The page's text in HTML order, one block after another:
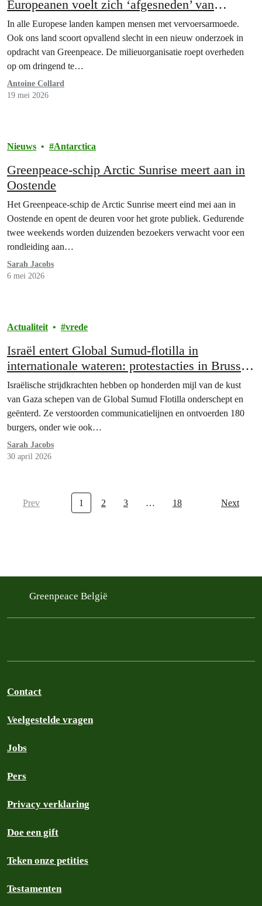
Europeanen voelt zich ‘afgesneden’ van
openbaar vervoer
In alle Europese landen kampen mensen met vervoersarmoede.
Ook ons land scoort opvallend slecht in een nieuw onderzoek in
opdracht van Greenpeace. De milieuorganisatie roept overheden
op om dringend te…
Antoine Collard
19 mei 2026
Nieuws Antarctica
Greenpeace-schip Arctic Sunrise meert aan in
Oostende
Het Greenpeace-schip de Arctic Sunrise meert eind mei aan in
Oostende en opent de deuren voor het grote publiek. Gedurende
twee weekends worden duizenden bezoekers verwacht voor een
rondleiding aan…
Sarah Jacobs
6 mei 2026
Actualiteit vrede
Israël entert Global Sumud-flotilla in
internationale wateren: protestacties in Brussel,
Gent en Antwerpen
Israëlische strijdkrachten hebben op honderden mijl van de kust
van Gaza schepen van de Global Sumud Flotilla onderschept en
geënterd. Ze verstoorden communicatielijnen en ontvoerden 180
burgers, onder wie ook…
Sarah Jacobs
30 april 2026
Prev 1 2 3 … 18 Next
Greenpeace België
Contact
Veelgestelde vragen
Jobs
Pers
Privacy verklaring
Doe een gift
Teken onze petities
Testamenten